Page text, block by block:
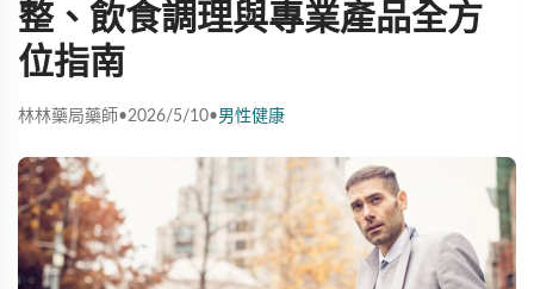
整、飲食調理與專業產品全方
位指南
林林藥局藥師•2026/5/10•男性健康